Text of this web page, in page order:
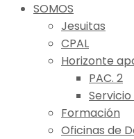
SOMOS
Jesuitas
CPAL
Horizonte
PAC. 2
Formación
Oficinas de